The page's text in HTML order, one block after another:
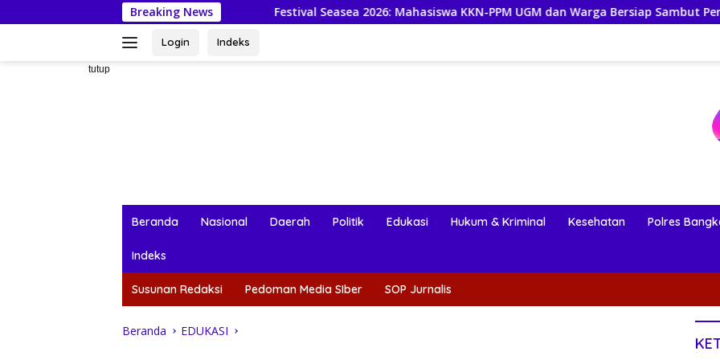
ke
Breaking NewsFestival Seasea 2026: Mahasiswa KKN-PPM UGM dan Warga Bersiap Sambut Perayaan Budaya
Login Indeks
tutup
Beranda Nasional Daerah Politik Edukasi Hukum & Kriminal Kesehatan Polres
Indeks
Susunan Redaksi Pedoman Media SIber SOP Jurnalis
Beranda EDUKASI